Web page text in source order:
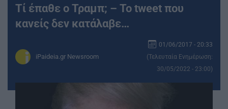
Τί έπαθε ο Τραμπ; – Το tweet που
κανείς δεν κατάλαβε…
iPaideia.gr Newsroom
01/06/2017 - 20:33
(Τελευταία Ενημέρωση:
30/05/2022 - 23:00)